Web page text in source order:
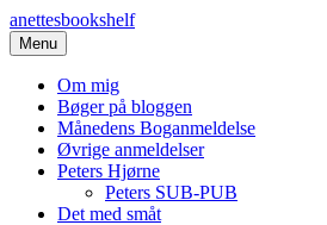
Skip
to
content
anettesbookshelf
Menu
Om mig
Bøger på bloggen
Månedens Boganmeldelse
Øvrige anmeldelser
Peters Hjørne
Peters SUB-PUB
Det med småt